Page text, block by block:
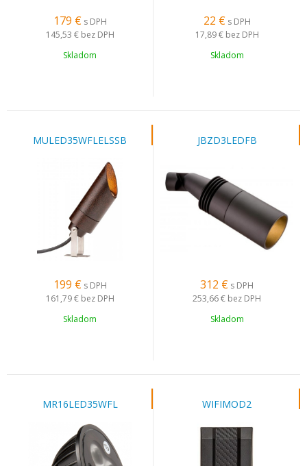
179 € s DPH
145,53 € bez DPH
Skladom
22 € s DPH
17,89 € bez DPH
Skladom
MULED35WFLELSSB
199 € s DPH
161,79 € bez DPH
Skladom
JBZD3LEDFB
312 € s DPH
253,66 € bez DPH
Skladom
MR16LED35WFL WIFIMOD2